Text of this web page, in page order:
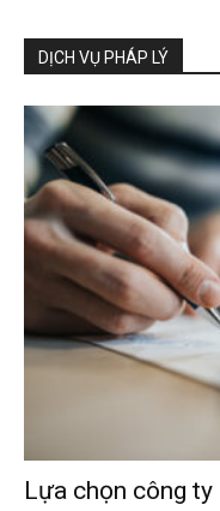
DỊCH VỤ PHÁP LÝ
Lựa chọn công